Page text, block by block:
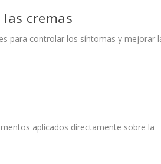
cremas
para controlar los síntomas y mejorar
aplicados directamente sobre la